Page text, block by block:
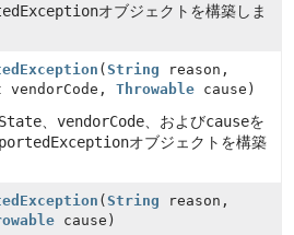
オブジェクトを構築しま
( String reason,
Throwable cause)
vendorCode 、およびcauseを
オブジェクトを構築
( String reason,
cause)